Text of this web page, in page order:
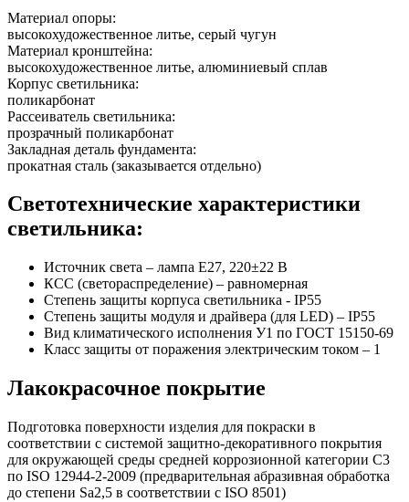
Материал опоры:
высокохудожественное литье, серый чугун
Материал кронштейна:
высокохудожественное литье, алюминиевый сплав
Корпус светильника:
поликарбонат
Рассеиватель светильника:
прозрачный поликарбонат
Закладная деталь фундамента:
прокатная сталь (заказывается отдельно)
Светотехнические характеристики
светильника:
Источник света – лампа E27, 220±22 В
КСС (светораспределение) – равномерная
Степень защиты корпуса светильника - IP55
Степень защиты модуля и драйвера (для LED) – IP55
Вид климатического исполнения У1 по ГОСТ 15150-69
Класс защиты от поражения электрическим током – 1
Лакокрасочное покрытие
Подготовка поверхности изделия для покраски в
соответствии с системой защитно-декоративного покрытия
для окружающей среды средней коррозионной категории C3
по ISO 12944-2-2009 (предварительная абразивная обработка
до степени Sa2,5 в соответствии с ISO 8501)